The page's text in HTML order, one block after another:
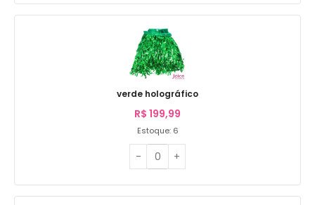
verde holográfico
R$ 199,99
Estoque: 6